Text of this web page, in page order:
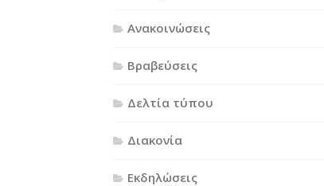
Ανακοινώσεις
Βραβεύσεις
Δελτία τύπου
Διακονία
Εκδηλώσεις